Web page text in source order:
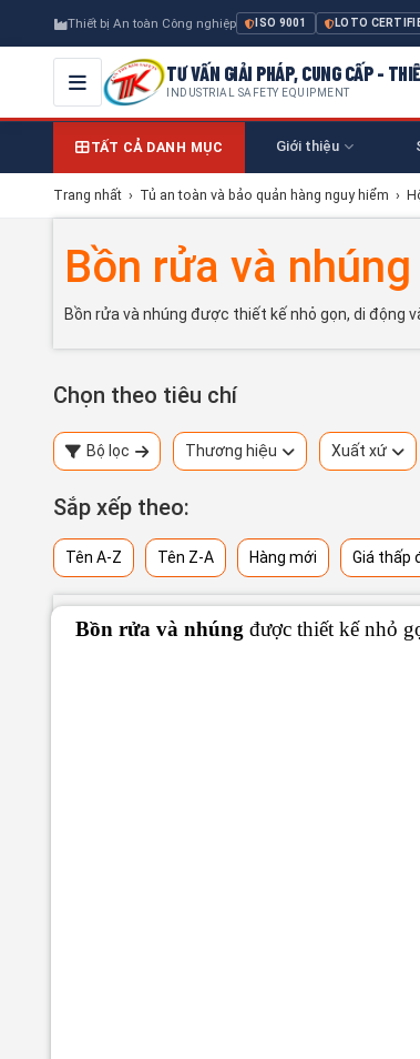
Thiết bị An toàn Công nghiệp ISO 9001 LOTO
TƯ VẤN GIẢI PHÁP, CUNG CẤP -
INDUSTRIAL SAFETY EQUIPMENT
TẤT CẢ DANH MỤC Giới thiệu
Trang nhất › Tủ an toàn và bảo quản hàng nguy hiểm ›
Bồn rửa và
Bồn rửa và nhúng được thiết kế nhỏ gọn, di động
Chọn theo tiêu chí
Bộ lọc Thương hiệu Xuất xứ
Sắp xếp theo:
Tên A-Z Tên Z-A Hàng mới Giá thấp
Bồn rửa và nhúng được thiết kế nhỏ